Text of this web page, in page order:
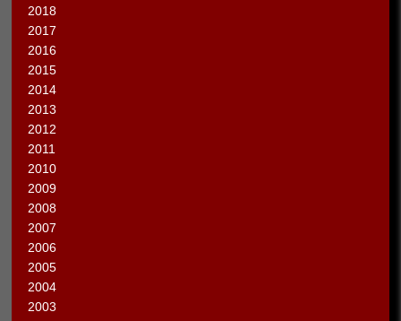
2018
2017
2016
2015
2014
2013
2012
2011
2010
2009
2008
2007
2006
2005
2004
2003